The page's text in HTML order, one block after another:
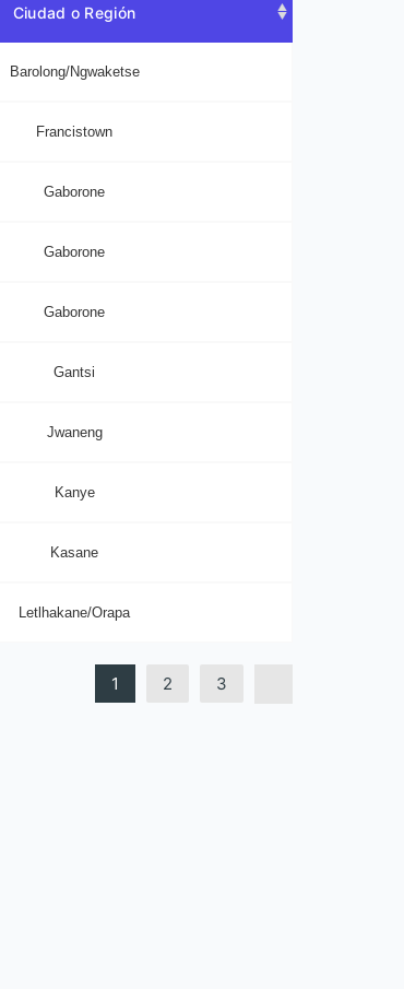
Ciudad o Región
Barolong/Ngwaketse
Francistown
Gaborone
Gaborone
Gaborone
Gantsi
Jwaneng
Kanye
Kasane
Letlhakane/Orapa
1 2 3